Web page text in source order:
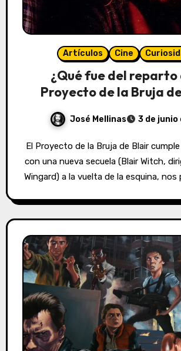
Artículos Cine
¿Qué fue del reparto
Proyecto de la Bruja
José Mellinas 3 de junio
El Proyecto de la Bruja de Blair cumple hoy 17 años y
con una nueva secuela (Blair Witch,
Wingard) a la vuelta de la esquina,